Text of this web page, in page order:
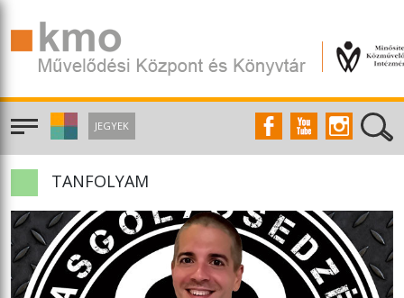
JEGYEK
TANFOLYAM